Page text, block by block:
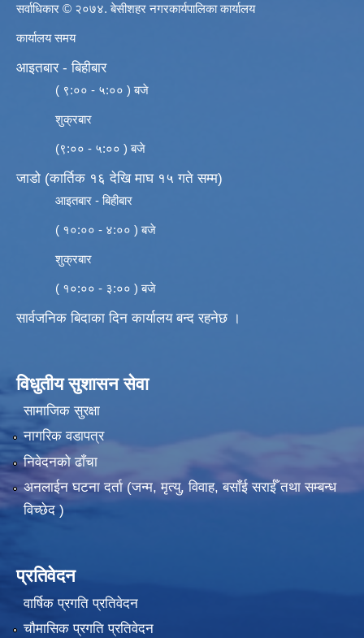
सर्वाधिकार © २०७४. बेसीशहर नगरकार्यपालिका कार्यालय
कार्यालय समय
आइतबार - बिहीबार
( ९:०० - ५:०० ) बजे
शुक्रबार
(९:०० - ५:०० ) बजे
जाडो (कार्तिक १६ देखि माघ १५ गते सम्म)
आइतबार - बिहीबार
( १०:०० - ४:०० ) बजे
शुक्रबार
( १०:०० - ३:०० ) बजे
सार्वजनिक बिदाका दिन कार्यालय बन्द रहनेछ ।
विधुतीय सुशासन सेवा
सामाजिक सुरक्षा
नागरिक वडापत्र
निवेदनको ढाँचा
अनलाईन घटना दर्ता (जन्म, मृत्यु, विवाह, बसाँई सराईँ तथा सम्बन्ध
विच्छेद )
प्रतिवेदन
वार्षिक प्रगति प्रतिवेदन
चौमासिक प्रगति प्रतिवेदन